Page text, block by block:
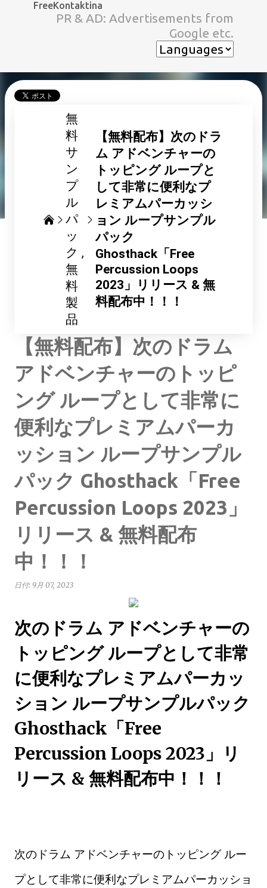
スキップしてメイン コンテンツに移動
FreeKontaktina
PR & AD: Advertisements from
Google etc.
無
料
サ
ン
プ
ル
パ
ッ
ク
無
料
製
品
【無料配布】次のドラ
ム アドベンチャーの
トッピング ループと
して非常に便利なプ
レミアムパーカッシ
ョン ループサンプル
パック
Ghosthack「Free
Percussion Loops
2023」リリース & 無
料配布中！！！
【無料配布】次のドラム
アドベンチャーのトッピ
ング ループとして非常に
便利なプレミアムパーカ
ッション ループサンプル
パック Ghosthack「Free
Percussion Loops 2023」
リリース & 無料配布
中！！！
日付: 9月 07, 2023
次のドラム アドベンチャーの
トッピング ループとして非常
に便利なプレミアムパーカッ
ション ループサンプルパック
Ghosthack「Free
Percussion Loops 2023」リ
リース & 無料配布中！！！
次のドラム アドベンチャーのトッピング ルー
プとして非常に便利なプレミアムパーカッショ